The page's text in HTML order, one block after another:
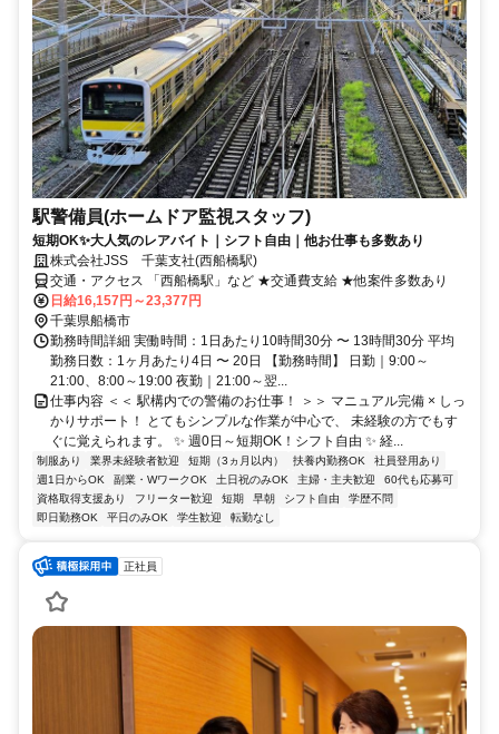
駅警備員(ホームドア監視スタッフ)
短期OK✨大人気のレアバイト｜シフト自由｜他お仕事も多数あり
株式会社JSS 千葉支社(西船橋駅)
交通・アクセス 「西船橋駅」など ★交通費支給 ★他案件多数あり
日給16,157円～23,377円
千葉県船橋市
勤務時間詳細 実働時間：1日あたり10時間30分 〜 13時間30分 平均
勤務日数：1ヶ月あたり4日 〜 20日 【勤務時間】 日勤｜9:00～
21:00、8:00～19:00 夜勤｜21:00～翌...
仕事内容 ＜＜ 駅構内での警備のお仕事！ ＞＞ マニュアル完備 × しっ
かりサポート！ とてもシンプルな作業が中心で、 未経験の方でもす
ぐに覚えられます。 ✨ 週0日～短期OK！シフト自由 ✨ 経...
制服あり 業界未経験者歓迎 短期（3ヵ月以内） 扶養内勤務OK
社員登用あり
週1日からOK
副業・WワークOK 土日祝のみOK 主婦・主夫歓迎
60代も応募可
資格取得支援あり
フリーター歓迎 短期 早朝 シフト自由
学歴不問
即日勤務OK
平日のみOK 学生歓迎 転勤なし
正社員